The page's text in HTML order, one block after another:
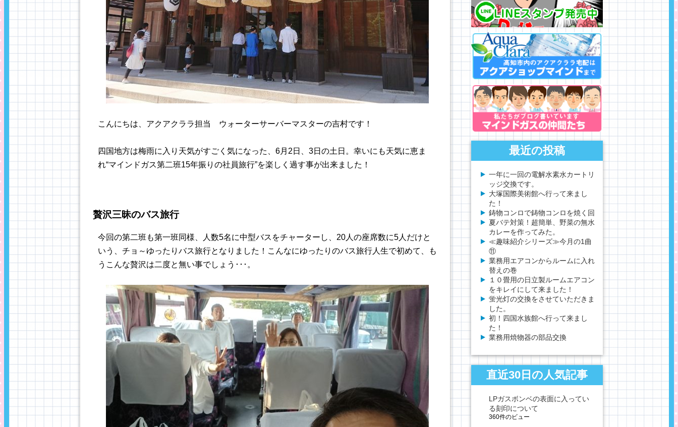
こんにちは、アクアクララ担当 ウォーターサーバーマスターの吉村です！
四国地方は梅雨に入り天気がすごく気になった、6月2日、3日の土日。幸いにも天気に恵ま
れ“マインドガス第二班15年振りの社員旅行”を楽しく過す事が出来ました！
贅沢三昧のバス旅行
今回の第二班も第一班同様、人数5名に中型バスをチャーターし、20人の座席数に5人だけと
いう、チョ～ゆったりバス旅行となりました！こんなにゆったりのバス旅行人生で初めて、も
うこんな贅沢は二度と無い事でしょう･･･。
最近の投稿
一年に一回の電解水素水カートリ
ッジ交換です。
大塚国際美術館へ行って来まし
た！
鋳物コンロで鋳物コンロを焼く回
夏バテ対策！超簡単、野菜の無水
カレーを作ってみた。
≪趣味紹介シリーズ≫今月の1曲
⑪
業務用エアコンからルームに入れ
替えの巻
１０畳用の日立製ルームエアコン
をキレイにして来ました！
蛍光灯の交換をさせていただきま
した。
初！四国水族館へ行って来まし
た！
業務用焼物器の部品交換
直近30日の人気記事
LPガスボンベの表面に入ってい
る刻印について
360件のビュー